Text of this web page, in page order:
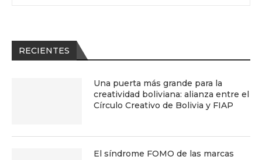
RECIENTES
Una puerta más grande para la
creatividad boliviana: alianza entre el
Círculo Creativo de Bolivia y FIAP
El síndrome FOMO de las marcas